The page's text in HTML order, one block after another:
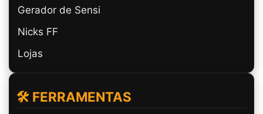
Gerador de Sensi
Nicks FF
Lojas
🛠️ FERRAMENTAS